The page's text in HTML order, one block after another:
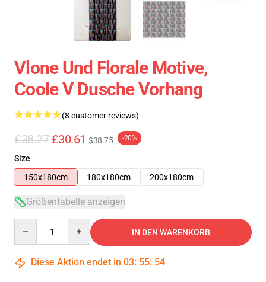
Vlone Und Florale Motive,
Coole V Dusche Vorhang
(8 customer reviews)
£38.27 £30.61 $38.75 -20%
Size
150x180cm
180x180cm 200x180cm
Größentabelle anzeigen
IN DEN WARENKORB
Diese Aktion endet in 03: 55: 54